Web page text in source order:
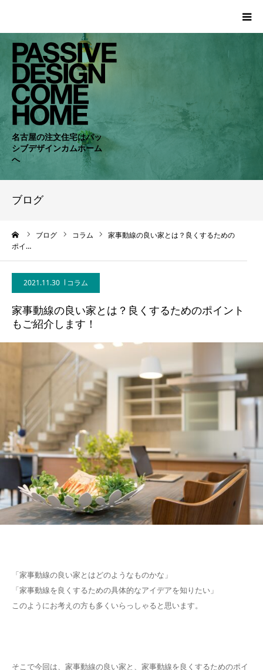
名古屋の注文住宅はパッ
シブデザインカムホーム
へ
ブログ
ブログ コラム
家事動線の良い家とは？良くするための
ポイ…
2021.11.30 コラム
家事動線の良い家とは？良くするためのポイント
もご紹介します！
「家事動線の良い家とはどのようなものかな」
「家事動線を良くするための具体的なアイデアを知りたい」
このようにお考えの方も多くいらっしゃると思います。
そこで今回は、家事動線の良い家と、家事動線を良くするためのポイ
HOME
WORKS
COMPANY
CONCEPT
BLOG
CONTACT